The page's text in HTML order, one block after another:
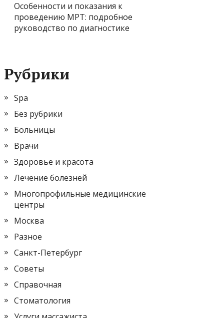
Особенности и показания к
проведению МРТ: подробное
руководство по диагностике
Рубрики
Spa
Без рубрики
Больницы
Врачи
Здоровье и красота
Лечение болезней
Многопрофильные медицинские
центры
Москва
Разное
Санкт-Петербург
Советы
Справочная
Стоматология